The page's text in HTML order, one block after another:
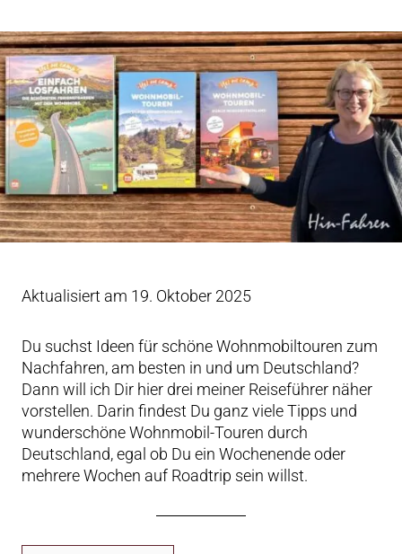
Aktualisiert am 19. Oktober 2025
Du suchst Ideen für schöne Wohnmobiltouren zum
Nachfahren, am besten in und um Deutschland?
Dann will ich Dir hier drei meiner Reiseführer näher
vorstellen. Darin findest Du ganz viele Tipps und
wunderschöne Wohnmobil-Touren durch
Deutschland, egal ob Du ein Wochenende oder
mehrere Wochen auf Roadtrip sein willst.